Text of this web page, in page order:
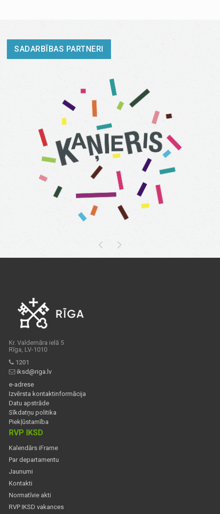
SADARBĪBAS PARTNERI
Kr. Valdemāra ielā 5
Rīga, LV-1010
1201
iksd@riga.lv
e-adrese
Izvērsta kontaktinformācija
Datu apstrāde
Sīkdatņu politika
Piekļūstamība
RVP IKSD
Kalendārs iFrame
Par departamentu
Jaunumi
Kontakti
Normatīvie akti
RVP IKSD vakances